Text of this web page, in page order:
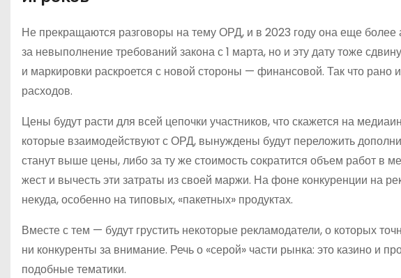
Не прекращаются разговоры на тему ОРД, и в 2023 году она еще более
за невыполнение требований закона с 1 марта, но и эту дату тоже
и маркировки раскроется с новой стороны — финансовой. Так что рано
расходов.
Цены будут расти для всей цепочки участников, что скажется на
которые взаимодействуют с ОРД, вынуждены будут переложить
станут выше цены, либо за ту же стоимость сократится объем работ в
жест и вычесть эти затраты из своей маржи. На фоне конкуренции на
некуда, особенно на типовых, «пакетных» продуктах.
Вместе с тем — будут грустить некоторые рекламодатели, о которых
ни конкуренты за внимание. Речь о «серой» части рынка: это казино и
подобные тематики.